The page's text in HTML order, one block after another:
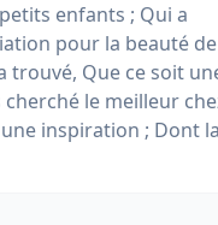
enfants ; Qui a
pour la beauté
trouvé, Que ce soit
le meilleur
inspiration ; Dont la